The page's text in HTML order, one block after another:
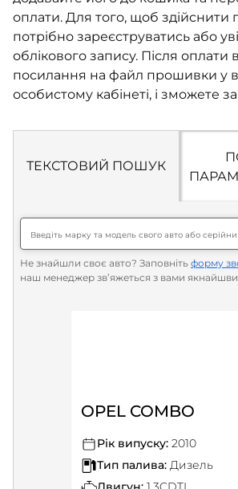
оплати. Для того, щоб здійснити
потрібно зареєструватись або
облікового запису. Після оплати
посилання на файл прошивки у
особистому кабінеті, і зможете
ТЕКСТОВИЙ ПОШУК
Не знайшли своє авто? Заповніть форму
наш менеджер зв’яжеться з вами
OPEL COMBO
Рік випуску: 2010
Тип палива: Дизель